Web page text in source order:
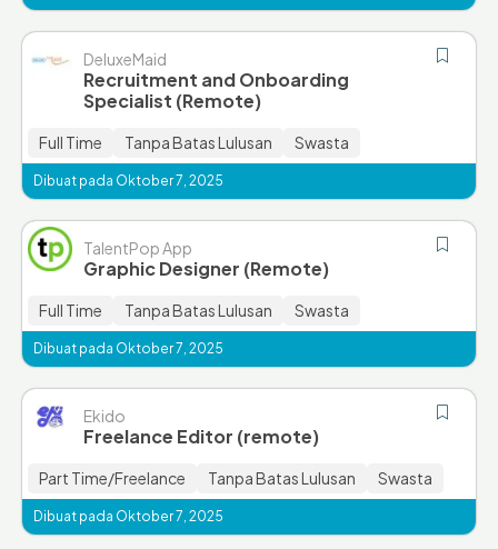
DeluxeMaid
Recruitment and Onboarding
Specialist (Remote)
Full Time Tanpa Batas Lulusan Swasta
Dibuat pada Oktober 7, 2025
TalentPop App
Graphic Designer (Remote)
Full Time Tanpa Batas Lulusan Swasta
Dibuat pada Oktober 7, 2025
Ekido
Freelance Editor (remote)
Part Time/Freelance Tanpa Batas Lulusan Swasta
Dibuat pada Oktober 7, 2025